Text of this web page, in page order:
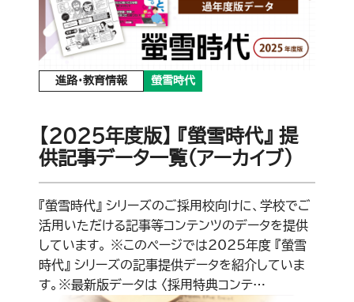
進路・教育情報 螢雪時代
【2025年度版】 『螢雪時代』 提
供記事データ一覧（アーカイブ）
『螢雪時代』 シリーズのご採用校向けに、学校でご
活用いただける記事等コンテンツのデータを提供
しています。 ※このページでは2025年度 『螢雪
時代』 シリーズの記事提供データを紹介していま
す。※最新版データは 〈採用特典コンテ…